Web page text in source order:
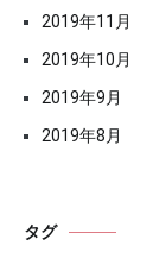
2019年11月
2019年10月
2019年9月
2019年8月
タグ